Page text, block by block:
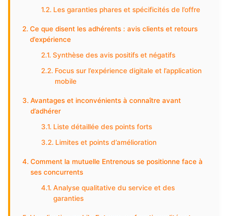
Les garanties phares et spécificités de l’offre
Ce que disent les adhérents : avis clients et retours
d’expérience
Synthèse des avis positifs et négatifs
Focus sur l’expérience digitale et l’application
mobile
Avantages et inconvénients à connaître avant
d’adhérer
Liste détaillée des points forts
Limites et points d’amélioration
Comment la mutuelle Entrenous se positionne face à
ses concurrents
Analyse qualitative du service et des
garanties